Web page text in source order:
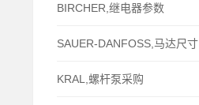
BIRCHER,继电器参数
SAUER-DANFOSS,马达尺寸
KRAL,螺杆泵采购